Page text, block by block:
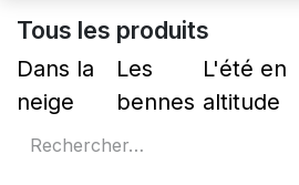
Tous les produits
Dans la
neige
Les
bennes
L'été en
altitude